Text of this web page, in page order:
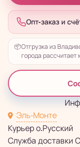
Опт-заказ и
📦Отгрузка из
города
Эль-Монте
Курьер о.Русский
Служба доставки